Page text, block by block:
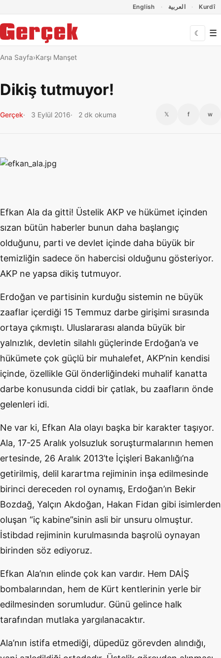
English العربية Kurdî
☾ ☰
Ana Sayfa Karşı Manşet
Dikiş tutmuyor!
Gerçek 3 Eylül 2016 2 dk okuma 𝕏 f w
Efkan Ala da gitti! Üstelik AKP ve hükümet içinden
sızan bütün haberler bunun daha başlangıç
olduğunu, parti ve devlet içinde daha büyük bir
temizliğin sadece ön habercisi olduğunu gösteriyor.
AKP ne yapsa dikiş tutmuyor.
Erdoğan ve partisinin kurduğu sistemin ne büyük
zaaflar içerdiği 15 Temmuz darbe girişimi sırasında
ortaya çıkmıştı. Uluslararası alanda büyük bir
yalnızlık, devletin silahlı güçlerinde Erdoğan’a ve
hükümete çok güçlü bir muhalefet, AKP’nin kendisi
içinde, özellikle Gül önderliğindeki muhalif kanatta
darbe konusunda ciddi bir çatlak, bu zaafların önde
gelenleri idi.
Ne var ki, Efkan Ala olayı başka bir karakter taşıyor.
Ala, 17-25 Aralık yolsuzluk soruşturmalarının hemen
ertesinde, 26 Aralık 2013’te İçişleri Bakanlığı’na
getirilmiş, delil karartma rejiminin inşa edilmesinde
birinci dereceden rol oynamış, Erdoğan’ın Bekir
Bozdağ, Yalçın Akdoğan, Hakan Fidan gibi isimlerden
oluşan “iç kabine”sinin asli bir unsuru olmuştur.
İstibdad rejiminin kurulmasında başrolü oynayan
birinden söz ediyoruz.
Efkan Ala’nın elinde çok kan vardır. Hem DAİŞ
bombalarından, hem de Kürt kentlerinin yerle bir
edilmesinden sorumludur. Günü gelince halk
tarafından mutlaka yargılanacaktır.
Ala’nın istifa etmediği, düpedüz görevden alındığı,